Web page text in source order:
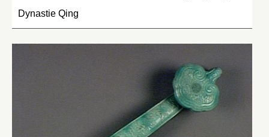
Dynastie Qing